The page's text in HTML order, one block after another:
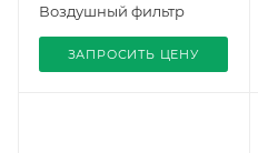
Воздушный фильтр
ЗАПРОСИТЬ ЦЕНУ